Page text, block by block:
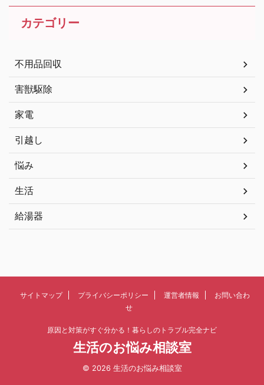
カテゴリー
不用品回収
害獣駆除
家電
引越し
悩み
生活
給湯器
サイトマップ プライバシーポリシー 運営者情報
お問い合わ
せ
原因と対策がすぐ分かる！暮らしのトラブル完全ナビ
生活のお悩み相談室
© 2026 生活のお悩み相談室